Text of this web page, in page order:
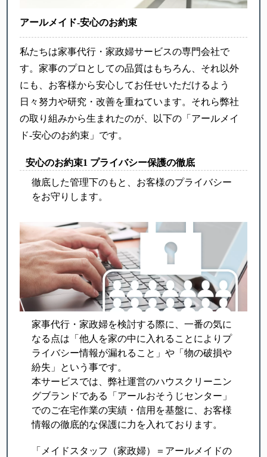
アールメイド-安心のお約束
私たちは家事代行・家政婦サービスの専門会社で
す。家事のプロとしての品質はもちろん、それ以外
にも、お客様から安心してお任せいただけるよう
日々努力や研究・改善を重ねています。それら弊社
の取り組みから生まれたのが、以下の「アールメイ
ド-安心のお約束」です。
安心のお約束1 プライバシー保護の徹底
徹底した管理下のもと、お客様のプライバシー
をお守りします。
家事代行・家政婦を検討する際に、一番の気に
なる点は「他人を家の中に入れることによりプ
ライバシー情報が漏れること」や「物の破損や
紛失」という事です。
本サービスでは、弊社運営のハウスクリーニン
グブランドである「アールおそうじセンター」
でのご在宅作業の実績・信用を基盤に、お客様
情報の徹底的な保護に力を入れております。
「メイドスタッフ（家政婦）＝アールメイドの